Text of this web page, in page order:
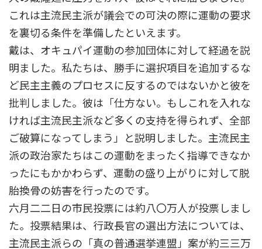
これは主流民主派が議会での可決の際に運動の要求
を裏切る条件を準備したといえます。
戴は、オキュパイ運動の参加団体に対して経過を説
明ました。私たちは、勝手に選択項目を追加するな
ど民主主義のプロセスに反するのではないかと彼を
批判しました。彼は「仕方ない。もしこれを入れな
ければ主流民主派など多くの支持を得られず、全部
ご破算になってしまう」と説明しました。主流民主
派の政治家たちはこの運動をまったく指導できなか
ったにもかかわらず、運動の盛り上がりに対して脱
胎換骨の妨害を行ったのです。
六月二二日の市民投票には約八〇万人が投票しまし
た。投票結果は、行政長官の選出方法については、
主流民主派らの「真の普通選挙連盟」案が約三三万